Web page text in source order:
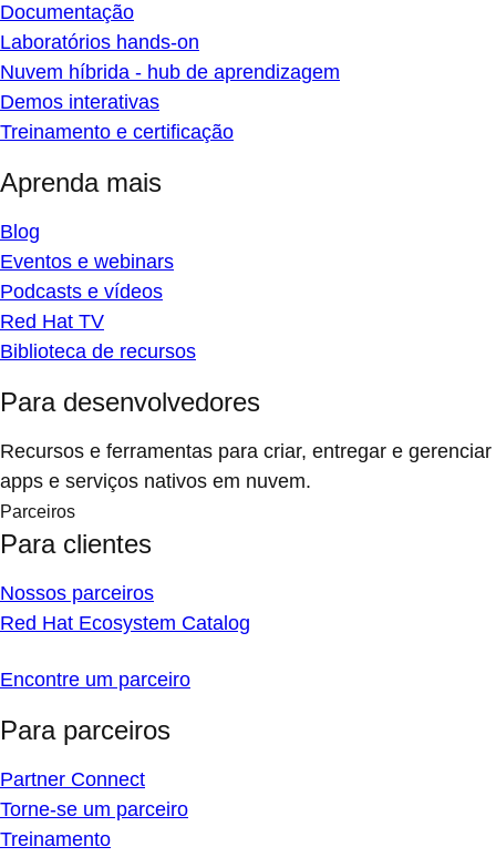
Documentação
Laboratórios hands-on
Nuvem híbrida - hub de aprendizagem
Demos interativas
Treinamento e certificação
Aprenda mais
Blog
Eventos e webinars
Podcasts e vídeos
Red Hat TV
Biblioteca de recursos
Para desenvolvedores
Recursos e ferramentas para criar, entregar e gerenciar
apps e serviços nativos em nuvem.
Parceiros
Para clientes
Nossos parceiros
Red Hat Ecosystem Catalog
Encontre um parceiro
Para parceiros
Partner Connect
Torne-se um parceiro
Treinamento